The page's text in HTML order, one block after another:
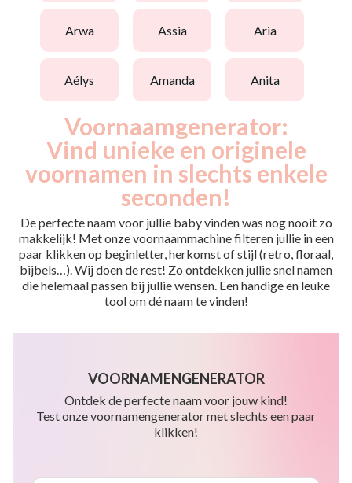
arwa assia aria
aélys amanda anita
Voornaamgenerator:
Vind unieke en originele
voornamen in slechts enkele
seconden!
De perfecte naam voor jullie baby vinden was nog nooit zo
makkelijk! Met onze voornaammachine filteren jullie in een
paar klikken op beginletter, herkomst of stijl (retro, floraal,
bijbels…). Wij doen de rest! Zo ontdekken jullie snel namen
die helemaal passen bij jullie wensen. Een handige en leuke
tool om dé naam te vinden!
VOORNAMENGENERATOR
Ontdek de perfecte naam voor jouw kind!
Test onze voornamengenerator met slechts een paar
klikken!